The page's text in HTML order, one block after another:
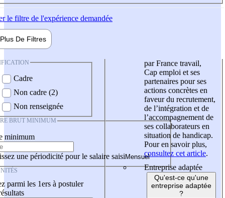
le filtre de l'expérience demandée
Plus De Filtres
Cadre
Non cadre (2)
Non renseignée
BRUT MINIMUM
minimum
une périodicité pour le salaire saisi
parmi les 1ers à postuler
par France travail,
Cap emploi et ses
partenaires pour ses
actions concrètes en
faveur du recrutement,
de l’intégration et de
l’accompagnement de
ses collaborateurs en
situation de handicap.
Pour en savoir plus,
consultez cet article.
Entreprise adaptée
Qu'est-ce qu'une
entreprise adaptée
?